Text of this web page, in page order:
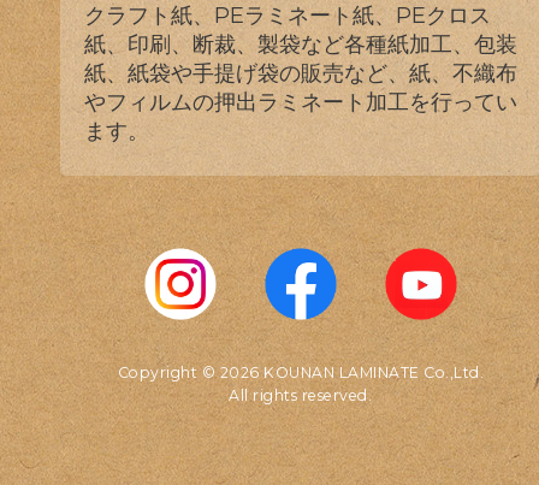
クラフト紙、PEラミネート紙、PEクロス
紙、印刷、断裁、製袋など各種紙加工、包装
紙、紙袋や手提げ袋の販売など、紙、不織布
やフィルムの押出ラミネート加工を行ってい
ます。
Copyright © 2026 KOUNAN LAMINATE Co.,Ltd.
All rights reserved.